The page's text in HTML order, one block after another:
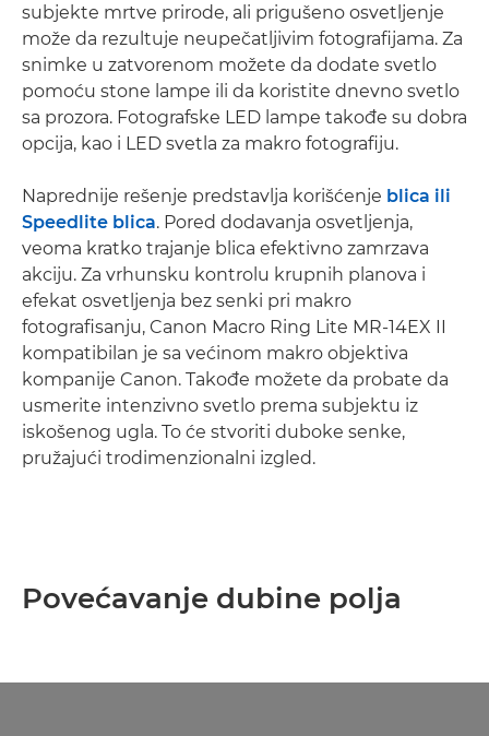
subjekte mrtve prirode, ali prigušeno osvetljenje
može da rezultuje neupečatljivim fotografijama. Za
snimke u zatvorenom možete da dodate svetlo
pomoću stone lampe ili da koristite dnevno svetlo
sa prozora. Fotografske LED lampe takođe su dobra
opcija, kao i LED svetla za makro fotografiju.
Naprednije rešenje predstavlja korišćenje blica ili
Speedlite blica. Pored dodavanja osvetljenja,
veoma kratko trajanje blica efektivno zamrzava
akciju. Za vrhunsku kontrolu krupnih planova i
efekat osvetljenja bez senki pri makro
fotografisanju, Canon Macro Ring Lite MR-14EX II
kompatibilan je sa većinom makro objektiva
kompanije Canon. Takođe možete da probate da
usmerite intenzivno svetlo prema subjektu iz
iskošenog ugla. To će stvoriti duboke senke,
pružajući trodimenzionalni izgled.
Povećavanje dubine polja